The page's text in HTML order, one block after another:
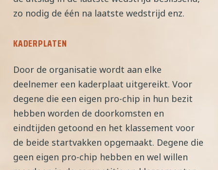
zo nodig de één na laatste wedstrijd enz.
KADERPLATEN
Door de organisatie wordt aan elke
deelnemer een kaderplaat uitgereikt. Voor
degene die een eigen pro-chip in hun bezit
hebben worden de doorkomsten en
eindtijden getoond en het klassement voor
de beide startvakken opgemaakt. Degene die
geen eigen pro-chip hebben en wel willen